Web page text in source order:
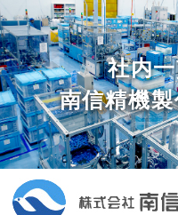
社内
南信精機